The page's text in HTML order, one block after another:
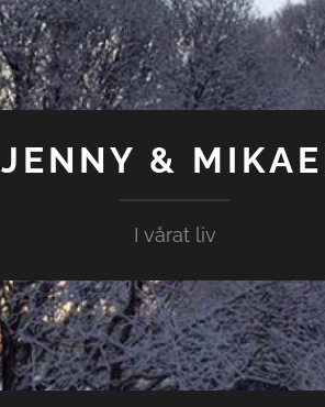
JENNY &
I vårat liv